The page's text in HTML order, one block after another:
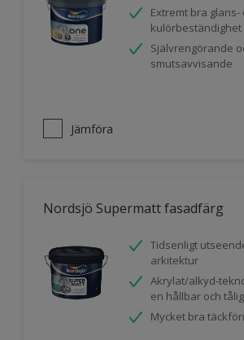
Extremt bra glans-
kulörbeständighet
Självrengörande
smutsavvisande
Jämföra
Nordsjö Supermatt fasadfärg
Tidsenligt
arkitektur
Akrylat/alkyd-
en hållbar och
Mycket bra